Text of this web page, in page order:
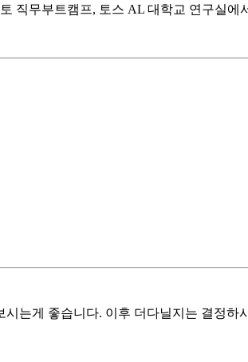
직무부트캠프, 토스 AL 대학교 연구실에
는게 좋습니다. 이후 더다닐지는 결정